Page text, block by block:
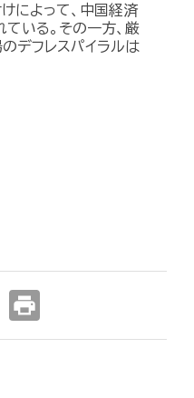
によって、中国経済
ている。その一方、厳
デフレスパイラルは
print